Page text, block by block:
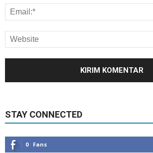
STAY CONNECTED
0 Fans